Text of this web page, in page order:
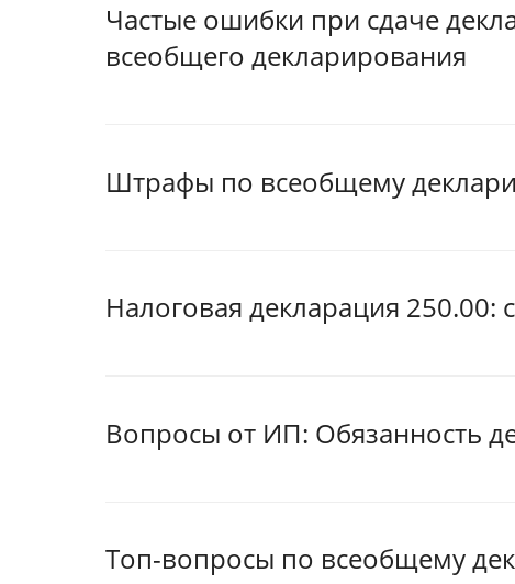
Частые ошибки при сдаче
всеобщего декларирования
Штрафы по всеобщему
Налоговая декларация
Вопросы от ИП: Обязанность
Топ-вопросы по всеобщему